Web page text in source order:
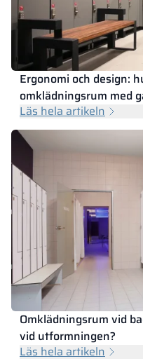
Ergonomi och design:
omklädningsrum med
Läs hela artikeln
Omklädningsrum vid
vid utformningen?
Läs hela artikeln